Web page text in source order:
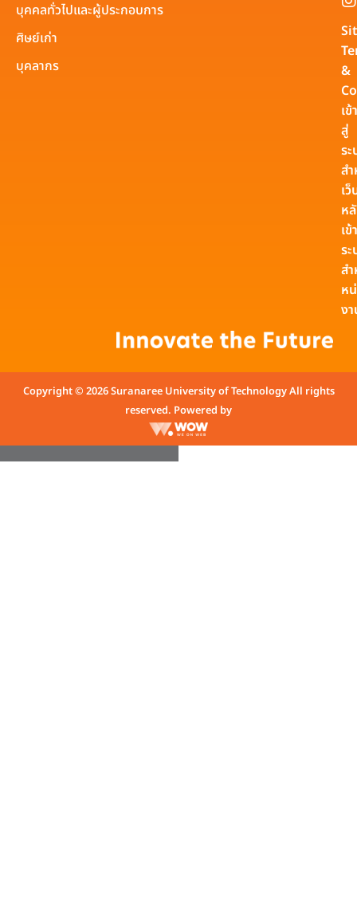
บุคคลทั่วไปและผู้ประกอบการ
ศิษย์เก่า
บุคลากร
&
เข้า
สู่
ร
ส
เ
ห
เข้
ร
ส
ห
ง
Copyright © 2026 Suranaree University of Technology All rights
reserved. Powered by